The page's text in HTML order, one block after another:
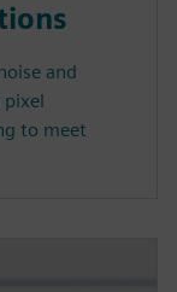
and
pixel
to meet